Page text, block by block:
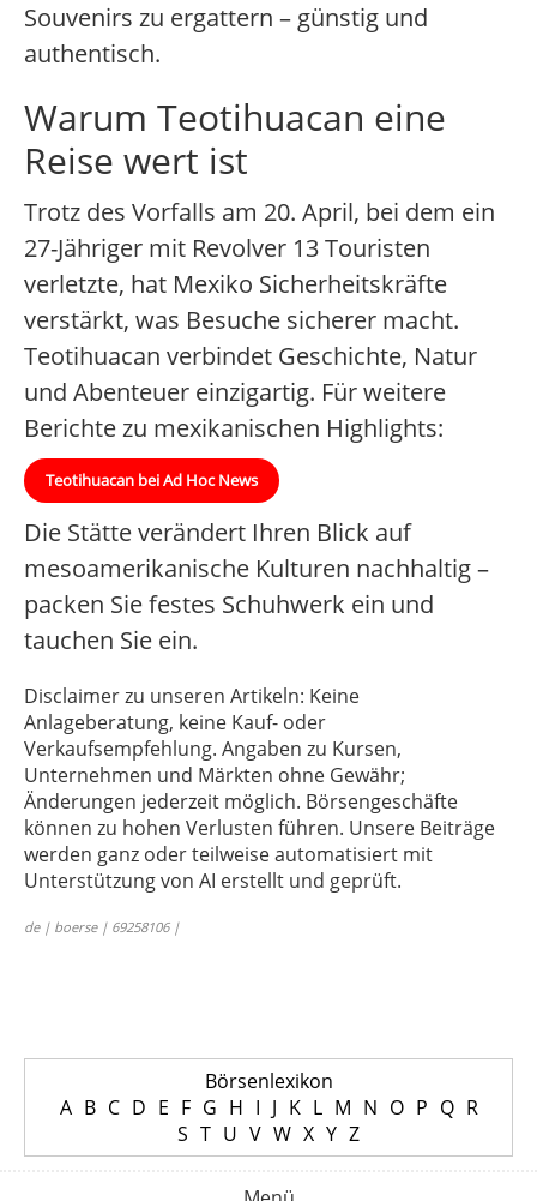
Souvenirs zu ergattern – günstig und
authentisch.
Warum Teotihuacan eine
Reise wert ist
Trotz des Vorfalls am 20. April, bei dem ein
27-Jähriger mit Revolver 13 Touristen
verletzte, hat Mexiko Sicherheitskräfte
verstärkt, was Besuche sicherer macht.
Teotihuacan verbindet Geschichte, Natur
und Abenteuer einzigartig. Für weitere
Berichte zu mexikanischen Highlights:
Teotihuacan bei Ad Hoc News
Die Stätte verändert Ihren Blick auf
mesoamerikanische Kulturen nachhaltig –
packen Sie festes Schuhwerk ein und
tauchen Sie ein.
Disclaimer zu unseren Artikeln: Keine
Anlageberatung, keine Kauf- oder
Verkaufsempfehlung. Angaben zu Kursen,
Unternehmen und Märkten ohne Gewähr;
Änderungen jederzeit möglich. Börsengeschäfte
können zu hohen Verlusten führen. Unsere Beiträge
werden ganz oder teilweise automatisiert mit
Unterstützung von AI erstellt und geprüft.
de | boerse | 69258106 |
Börsenlexikon
A B C D E F G H I J K L M N O P Q R
S T U V W X Y Z